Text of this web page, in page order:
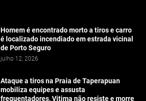
Homem é encontrado morto a tiros e carro
é localizado incendiado em estrada vicinal
de Porto Seguro
julho 12, 2026
Ataque a tiros na Praia de Taperapuan
mobiliza equipes e assusta
frequentadores, Vitima não resiste e morre